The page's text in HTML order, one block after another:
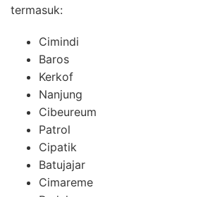
termasuk:
Cimindi
Baros
Kerkof
Nanjung
Cibeureum
Patrol
Cipatik
Batujajar
Cimareme